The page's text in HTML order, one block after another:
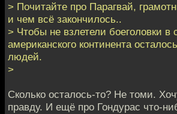
> Почитайте про Парагвай,
и чем всё закончилось..
> Чтобы не взлетели боеголовки в
американского континента
людей.
>
Сколько осталось-то? Не томи.
правду. И ещё про Гондурас что-